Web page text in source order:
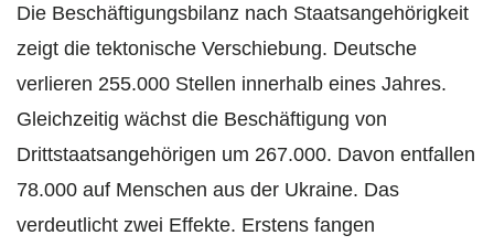
Die Beschäftigungsbilanz nach Staatsangehörigkeit
zeigt die tektonische Verschiebung. Deutsche
verlieren 255.000 Stellen innerhalb eines Jahres.
Gleichzeitig wächst die Beschäftigung von
Drittstaatsangehörigen um 267.000. Davon entfallen
78.000 auf Menschen aus der Ukraine. Das
verdeutlicht zwei Effekte. Erstens fangen